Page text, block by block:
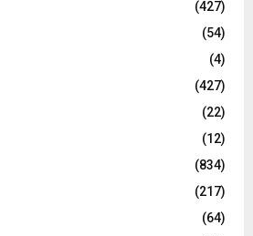
C
(427)
(54)
(4)
(427)
(22)
(12)
(834)
(217)
(64)